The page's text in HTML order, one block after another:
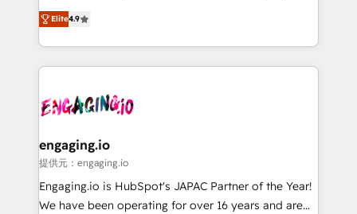
constraints. By the Numbers 🏆 Top 1% of all
HubSpot partners 🔄 Top 5% globally in client
and sales ops at mid-market companies ready to
move beyond spreadsheets into unified systems
organization's needs and goals first and think along
with your organization. We are only satisfied once
you are too. Why Systony? - 20+ years of
experience with CRM, Marketing, Sales & Service
Own back-end developers - Complex data
View, SuperOffice) - Custom integrations (e.g. MS
Business Central, Navision, AX, SAP, Exact, AFAS) We
focus on growing B2B companies in the SME sector
such as manufacturing, SaaS, business services and
Elite4.9
engaging.io
提供元：engaging.io
Engaging.io is HubSpot's JAPAC Partner of the Year!
We have been operating for over 16 years and are